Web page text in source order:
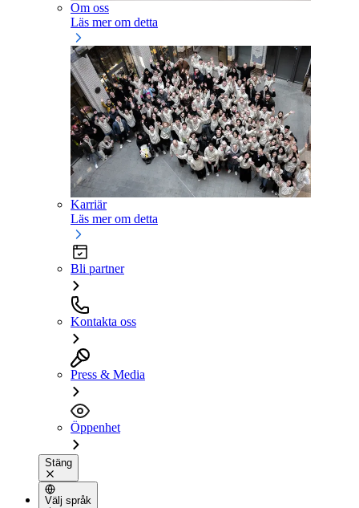
Om oss
Läs mer om detta
Karriär
Läs mer om detta
Bli partner
Kontakta oss
Press & Media
Öppenhet
Stäng
Välj språk